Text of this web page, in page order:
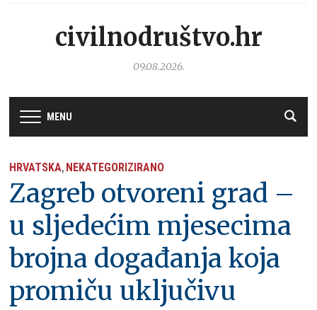
civilnodruštvo.hr
09.08.2026.
MENU
HRVATSKA, NEKATEGORIZIRANO
Zagreb otvoreni grad –
u sljedećim mjesecima
brojna događanja koja
promiču uključivu